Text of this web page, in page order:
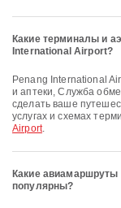
Какие терминалы и
International Airport?
Penang International Airport предлагает Трансферный автобус, Клиники
и аптеки, Служба
сделать ваше
услугах и схемах
Airport.
Какие
популярны?